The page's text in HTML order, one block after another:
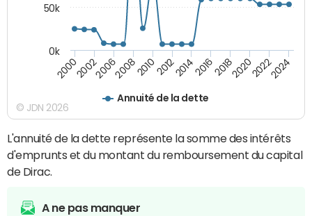
Annuité de la dette
200020022006200820102012201420162018202020222024
0k
50k
© JDN 2026
L'annuité de la dette représente la somme des intérêts
d'emprunts et du montant du remboursement du capital
de Dirac.
A ne pas manquer